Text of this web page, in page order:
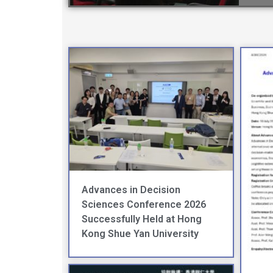
Advances in Decision
Sciences Conference 2026
Successfully Held at Hong
Kong Shue Yan University